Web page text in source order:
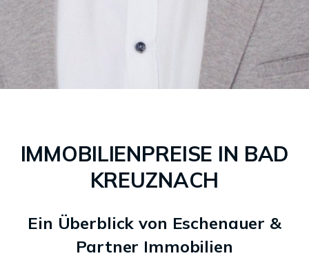
IMMOBILIENPREISE IN BAD
KREUZNACH
Ein Überblick von Eschenauer &
Partner Immobilien